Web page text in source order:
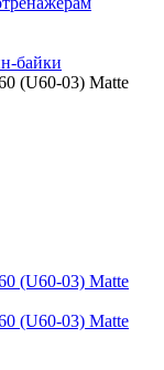
байки
(U60-03) Matte